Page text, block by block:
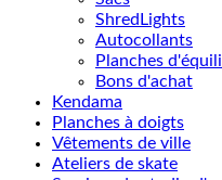
ShredLights
Autocollants
Planches
Bons d'achat
Kendama
Planches à doigts
Vêtements de ville
Ateliers de skate